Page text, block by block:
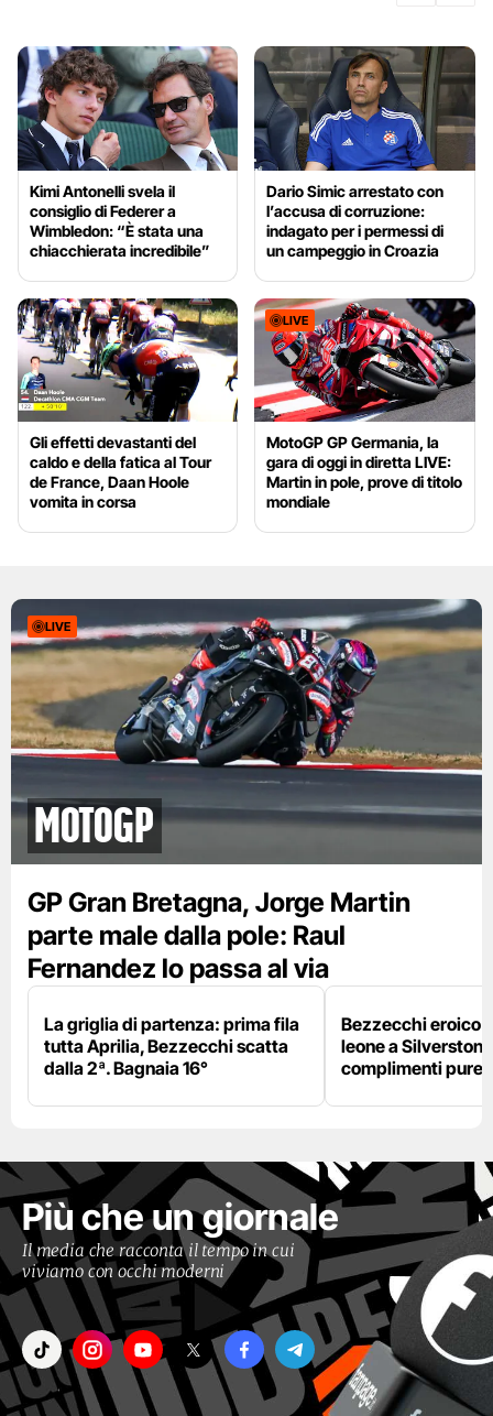
Kimi Antonelli svela il
consiglio di Federer a
Wimbledon: “È stata una
chiacchierata incredibile”
Dario Simic arrestato con
l’accusa di corruzione:
indagato per i permessi di
un campeggio in Croazia
Gli effetti devastanti del
caldo e della fatica al Tour
de France, Daan Hoole
vomita in corsa
LIVE
MotoGP GP Germania, la
gara di oggi in diretta LIVE:
Martin in pole, prove di titolo
mondiale
LIVE
motogp
GP Gran Bretagna, Jorge Martin
parte male dalla pole: Raul
Fernandez lo passa al via
La griglia di partenza: prima fila
tutta Aprilia, Bezzecchi scatta
dalla 2ª. Bagnaia 16°
Bezzecchi eroico
leone a
complimenti pure
Più che un giornale
Il media che racconta il tempo in cui
viviamo con occhi moderni